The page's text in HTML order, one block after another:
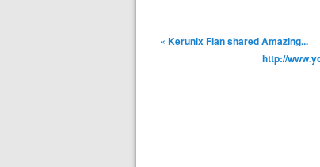
« Kerunix Flan shared Amazing...
http://